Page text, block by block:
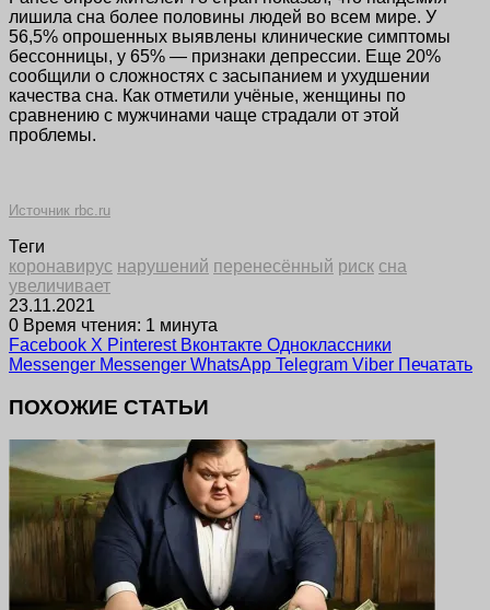
лишила сна более половины людей во всем мире. У
56,5% опрошенных выявлены клинические симптомы
бессонницы, у 65% — признаки депрессии. Еще 20%
сообщили о сложностях с засыпанием и ухудшении
качества сна. Как отметили учёные, женщины по
сравнению с мужчинами чаще страдали от этой
проблемы.
Источник rbc.ru
Теги
коронавирус нарушений перенесённый риск сна
увеличивает
23.11.2021
0 Время чтения: 1 минута
Facebook X Pinterest Вконтакте Одноклассники
Messenger Messenger WhatsApp Telegram Viber Печатать
ПОХОЖИЕ СТАТЬИ